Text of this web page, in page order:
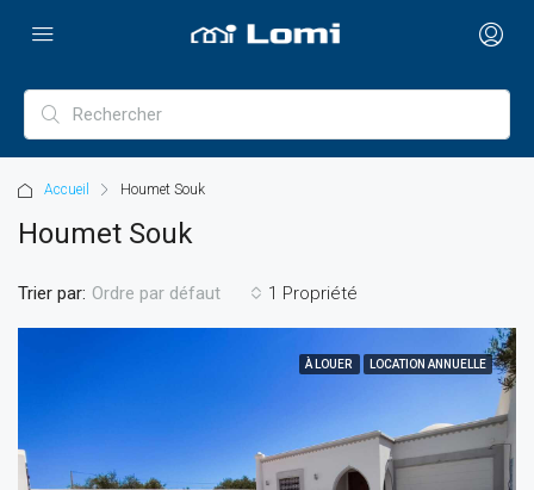
Accueil Houmet Souk
Houmet Souk
1 Propriété
Trier par: Ordre par défaut
À LOUER LOCATION ANNUELLE